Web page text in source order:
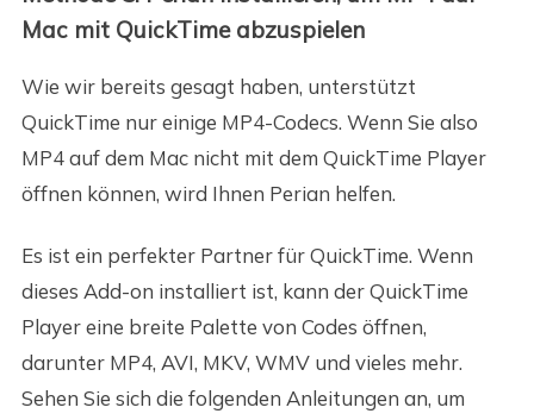
Mac mit QuickTime abzuspielen
Wie wir bereits gesagt haben, unterstützt
QuickTime nur einige MP4-Codecs. Wenn Sie also
MP4 auf dem Mac nicht mit dem QuickTime Player
öffnen können, wird Ihnen Perian helfen.
Es ist ein perfekter Partner für QuickTime. Wenn
dieses Add-on installiert ist, kann der QuickTime
Player eine breite Palette von Codes öffnen,
darunter MP4, AVI, MKV, WMV und vieles mehr.
Sehen Sie sich die folgenden Anleitungen an, um